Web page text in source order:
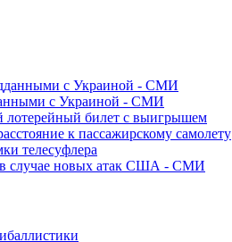
с Украиной - СМИ
лотерейный билет с выигрышем
к пассажирскому самолету
телесуфлера
в случае новых атак США - СМИ